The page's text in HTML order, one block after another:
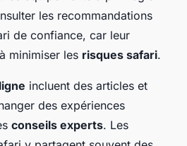
les recommandations
de confiance, car leur
minimiser les risques safari.
incluent des articles et
des expériences
conseils experts. Les